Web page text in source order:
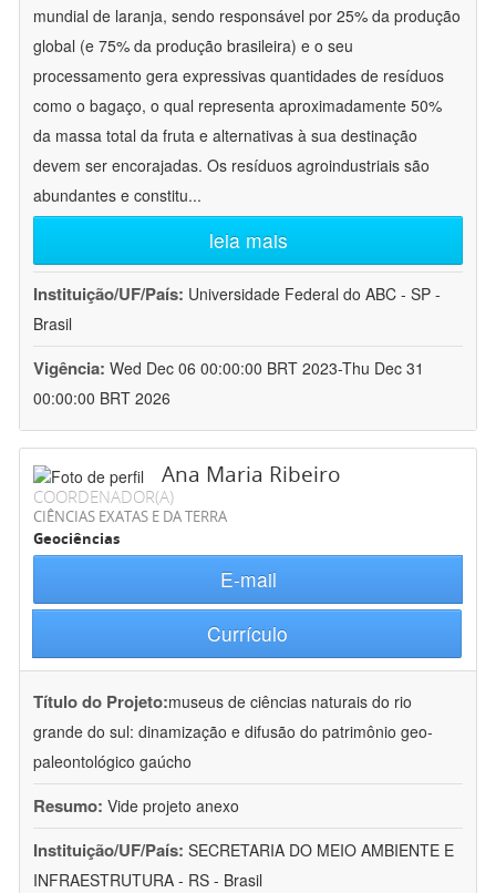
mundial de laranja, sendo responsável por 25% da produção
global (e 75% da produção brasileira) e o seu
processamento gera expressivas quantidades de resíduos
como o bagaço, o qual representa aproximadamente 50%
da massa total da fruta e alternativas à sua destinação
devem ser encorajadas. Os resíduos agroindustriais são
abundantes e constitu...
leia mais
Instituição/UF/País: Universidade Federal do ABC - SP -
Brasil
Vigência: Wed Dec 06 00:00:00 BRT 2023-Thu Dec 31
00:00:00 BRT 2026
Ana Maria Ribeiro
COORDENADOR(A)
CIÊNCIAS EXATAS E DA TERRA
Geociências
E-mail
Currículo
Título do Projeto:museus de ciências naturais do rio
grande do sul: dinamização e difusão do patrimônio geo-
paleontológico gaúcho
Resumo: Vide projeto anexo
Instituição/UF/País: SECRETARIA DO MEIO AMBIENTE E
INFRAESTRUTURA - RS - Brasil